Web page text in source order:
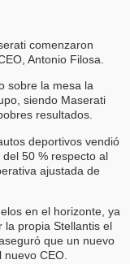
comenzaron
Antonio Filosa.
sobre la mesa la
siendo Maserati
resultados.
deportivos vendió
50 % respecto al
ajustada de
en el horizonte, ya
la propia Stellantis el
que un nuevo
nuevo CEO.